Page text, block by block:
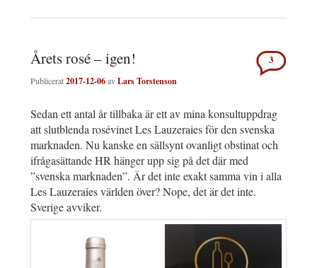
Årets rosé – igen!
Publicerat2017-12-06avLars Torstenson
3
Sedan ett antal år tillbaka är ett av mina konsultuppdrag
att slutblenda rosévinet Les Lauzeraies för den svenska
marknaden. Nu kanske en sällsynt ovanligt obstinat och
ifrågasättande HR hänger upp sig på det där med
”svenska marknaden”. Är det inte exakt samma vin i alla
Les Lauzeraies världen över? Nope, det är det inte.
Sverige avviker.